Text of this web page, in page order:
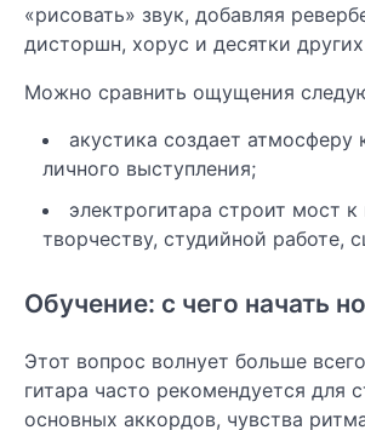
«рисовать» звук, добавляя
дисторшн, хорус и десятки
Можно сравнить ощущения
акустика создает атмосферу
личного выступления;
электрогитара строит мост
творчеству, студийной работе,
Обучение: с чего начать
Этот вопрос волнует больше
гитара часто рекомендуется для
основных аккордов, чувства